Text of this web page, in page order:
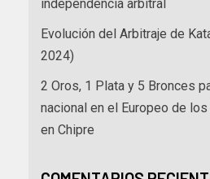
independencia arbitral
Evolución del Arbitraje de
2024)
2 Oros, 1 Plata y 5 Bronces
nacional en el Europeo de
en Chipre